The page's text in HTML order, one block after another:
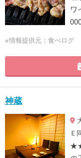
ワ
※情報提供元：食べログ
神蔵
Ｅ